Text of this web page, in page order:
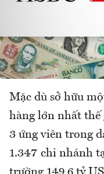
Mặc dù sở hữu
hàng lớn nhất thế
3 ứng viên trong
1.347 chi nhánh